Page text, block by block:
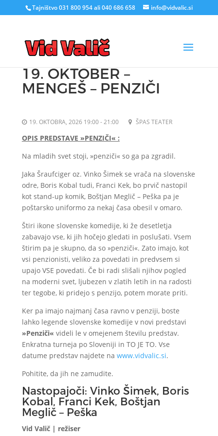
Tajništvo 031 800 954 ali 040 686 658 info@vidvalic.si
19. OKTOBER –
MENGEŠ – PENZIČI
19. OKTOBRA, 2026 19:00 - 21:00 ŠPAS TEATER
OPIS PREDSTAVE »PENZIČI« :
Na mladih svet stoji, »penziči« so ga pa zgradil.
Jaka Šraufciger oz. Vinko Šimek se vrača na slovenske
odre, Boris Kobal tudi, Franci Kek, bo prvič nastopil
kot stand-up komik, Boštjan Meglič – Peška pa je
poštarsko uniformo za nekaj časa obesil v omaro.
Štiri ikone slovenske komedije, ki že desetletja
zabavajo vse, ki jih hočejo gledati in poslušati. Vsem
štirim pa je skupno, da so »penziči«. Zato imajo, kot
vsi penzionisti, veliko za povedati in predvsem si
upajo VSE povedati. Če bi radi slišali njihov pogled
na moderni svet, ljubezen v zlatih letih in na radosti
ter tegobe, ki pridejo s penzijo, potem morate priti.
Ker pa imajo najmanj časa ravno v penziji, boste
lahko legende slovenske komedije v novi predstavi
»Penziči« videli le v omejenem številu predstav.
Enkratna turneja po Sloveniji in TO JE TO. Vse
datume predstav najdete na www.vidvalic.si.
Pohitite, da jih ne zamudite.
Nastopajoči: Vinko Šimek, Boris
Kobal, Franci Kek, Boštjan
Meglič – Peška
Vid Valič | režiser